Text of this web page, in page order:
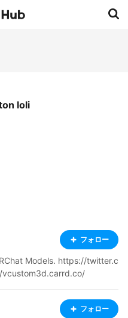
loli
フォロー
Models. https://twitter.c
vcustom3d.carrd.co/
フォロー